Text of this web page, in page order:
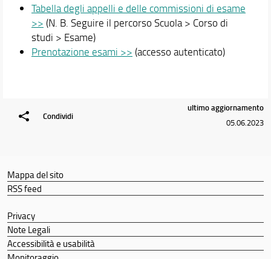
Tabella degli appelli e delle commissioni di esame
>> (N. B. Seguire il percorso Scuola > Corso di
studi > Esame)
Prenotazione esami >> (accesso autenticato)
Condividi
ultimo aggiornamento
05.06.2023
Mappa del sito
RSS feed
Privacy
Note Legali
Accessibilità e usabilità